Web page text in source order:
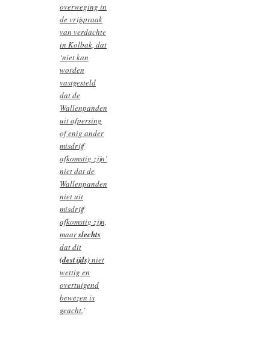
overweging in
de vrijspraak
van verdachte
in Kolbak, dat
‘niet kan
worden
vastgesteld
dat de
Wallenpanden
uit afpersing
of enig ander
misdrijf
afkomstig zijn’
niet dat de
Wallenpanden
niet uit
misdrijf
afkomstig zijn,
maarslechts
dat dit
(destijds)niet
wettig en
overtuigend
bewezen is
geacht.’